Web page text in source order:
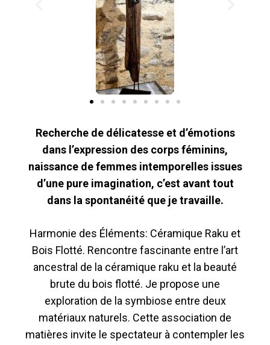
Recherche de délicatesse et d’émotions
dans l’expression des corps féminins,
naissance de femmes intemporelles issues
d’une pure imagination, c’est avant tout
dans la spontanéité que je travaille.
Harmonie des Éléments: Céramique Raku et
Bois Flotté. Rencontre fascinante entre l’art
ancestral de la céramique raku et la beauté
brute du bois flotté. Je propose une
exploration de la symbiose entre deux
matériaux naturels. Cette association de
matières invite le spectateur à contempler les